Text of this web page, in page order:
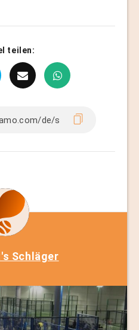
teilen:
Schläger